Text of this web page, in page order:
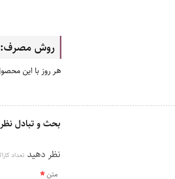
روش مصرف:
هر روز با این
بحث و تبادل نظر
نظر دهید تعداد
متن